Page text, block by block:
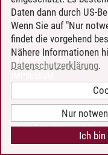
KONTAKT
LEUPHANA ALS
INTRANET
BARRIEREFREIHEIT
COOKIE-EINSTELLUNGEN
Daten dann durch US-
Wenn Sie auf "Nur
findet die vorgehend
Nähere Informationen
Datenschutzerklärung.
Nur
Ich